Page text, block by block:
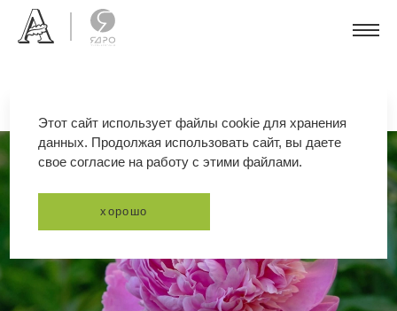
Этот сайт использует файлы cookie для хранения
данных. Продолжая использовать сайт, вы даете
свое согласие на работу с этими файлами.
хорошо